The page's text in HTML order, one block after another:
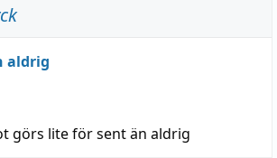
aldrig
görs lite för sent än aldrig